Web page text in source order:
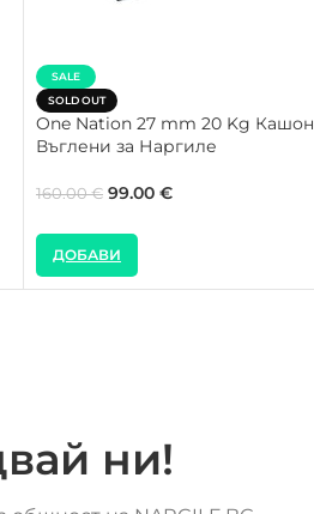
SALE
SOLD OUT
One Nation 27 mm 20 Kg Кашон
Въглени за Наргиле
160.00€ 99.00 €
ДОБАВИ
ни!